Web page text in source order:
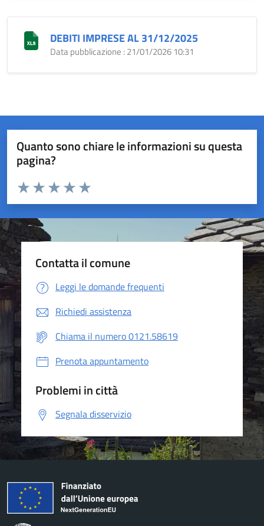
DEBITI IMPRESE AL 31/12/2025
Data pubblicazione : 21/01/2026 10:31
Quanto sono chiare le informazioni su questa
pagina?
Valuta da 1 a 5 stelle la pagina
Valuta 5 stelle su 5
Valuta 4 stelle su 5
Valuta 3 stelle su 5
Valuta 2 stelle su 5
Valuta 1 stelle su 5
Contatta il comune
Leggi le domande frequenti
Richiedi assistenza
Chiama il numero 0121.58619
Prenota appuntamento
Problemi in città
Segnala disservizio